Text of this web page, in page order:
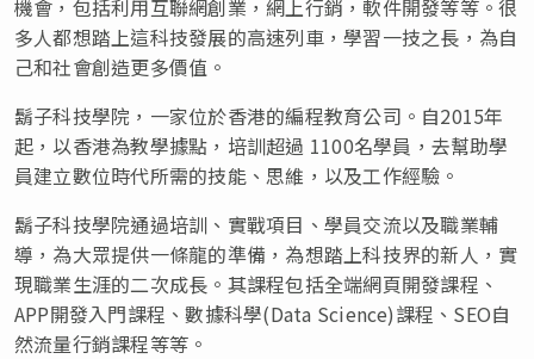
機會，包括利用互聯網創業，網上行銷，軟件開發等等。很
多人都想踏上這科技發展的高速列車，學習一技之長，為自
己和社會創造更多價值。
鬍子科技學院，一家位於香港的編程教育公司。自2015年
起，以香港為教學據點，培訓超過 1100名學員，去幫助學
員建立數位時代所需的技能、思維，以及工作經驗。
鬍子科技學院通過培訓、實戰項目、學員交流以及職業輔
導，為大眾提供一條龍的準備，為想踏上科技界的新人，實
現職業生涯的二次成長。其課程包括全端網頁開發課程、
APP開發入門課程、數據科學(Data Science)課程、SEO自
然流量行銷課程等等。